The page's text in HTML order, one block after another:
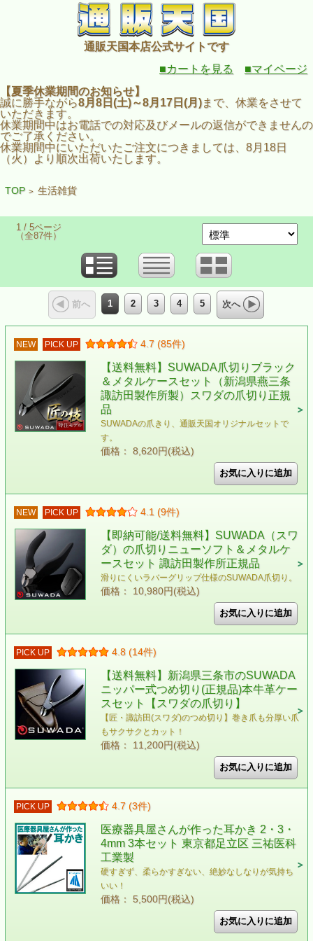
通販天国本店公式サイトです
■カートを見る
■マイページ
【夏季休業期間のお知らせ】
誠に勝手ながら8月8日(土)～8月17日(月)まで、休業をさせて
いただきます。
休業期間中はお電話での対応及びメールの返信ができませんの
でご了承ください。
休業期間中にいただいたご注文につきましては、8月18日
（火）より順次出荷いたします。
TOP > 生活雑貨
1 / 5ページ
（全87件）
前へ 1 2 3 4 5 次へ
NEW PICK UP 4.7 (85件)
【送料無料】SUWADA爪切りブラック
＆メタルケースセット（新潟県燕三条
諏訪田製作所製）スワダの爪切り正規
品
SUWADAの爪きり、通販天国オリジナルセットで
す。
価格： 8,620円(税込)
NEW PICK UP 4.1 (9件)
【即納可能/送料無料】SUWADA（スワ
ダ）の爪切りニューソフト＆メタルケ
ースセット 諏訪田製作所正規品
滑りにくいラバーグリップ仕様のSUWADA爪切り。
価格： 10,980円(税込)
PICK UP 4.8 (14件)
【送料無料】新潟県三条市のSUWADA
ニッパー式つめ切り(正規品)本牛革ケー
スセット【スワダの爪切り】
【匠・諏訪田(スワダ)のつめ切り】巻き爪も分厚い爪
もサクサクとカット！
価格： 11,200円(税込)
PICK UP 4.7 (3件)
医療器具屋さんが作った耳かき 2・3・
4mm 3本セット 東京都足立区 三祐医科
工業製
硬すぎず、柔らかすぎない、絶妙なしなりが気持ち
いい！
価格： 5,500円(税込)